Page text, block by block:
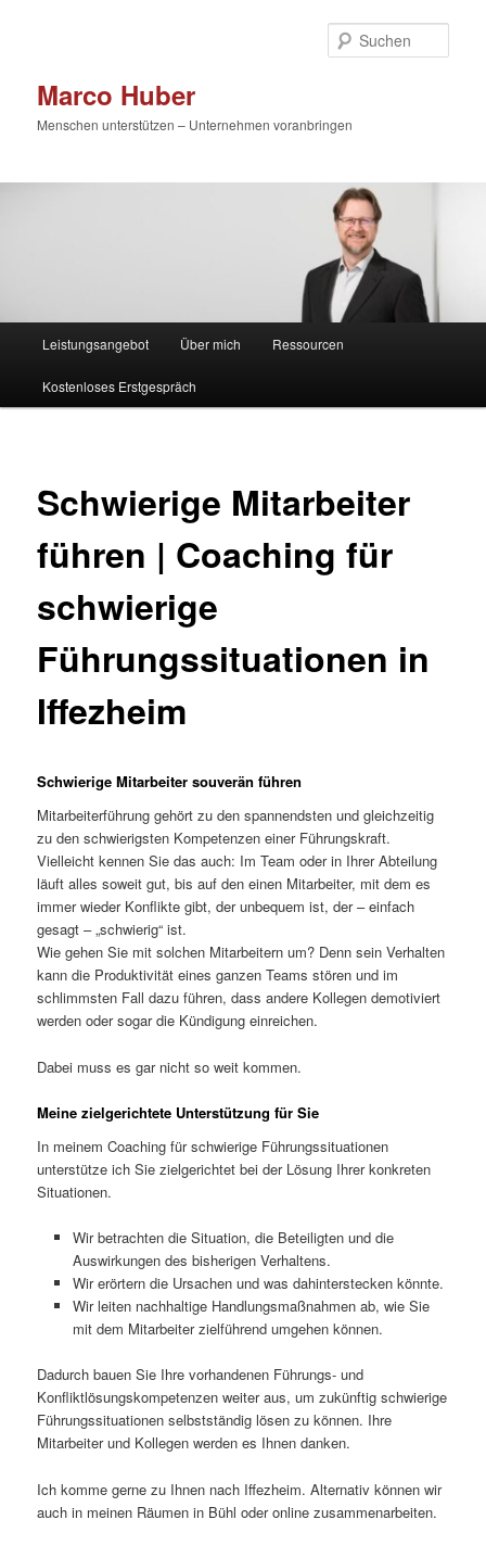
Marco Huber
Menschen unterstützen – Unternehmen voranbringen
Leistungsangebot Über mich Ressourcen
Kostenloses Erstgespräch
Schwierige Mitarbeiter
führen | Coaching für
schwierige
Führungssituationen in
Iffezheim
Schwierige Mitarbeiter souverän führen
Mitarbeiterführung gehört zu den spannendsten und gleichzeitig
zu den schwierigsten Kompetenzen einer Führungskraft.
Vielleicht kennen Sie das auch: Im Team oder in Ihrer Abteilung
läuft alles soweit gut, bis auf den einen Mitarbeiter, mit dem es
immer wieder Konflikte gibt, der unbequem ist, der – einfach
gesagt – „schwierig“ ist.
Wie gehen Sie mit solchen Mitarbeitern um? Denn sein Verhalten
kann die Produktivität eines ganzen Teams stören und im
schlimmsten Fall dazu führen, dass andere Kollegen demotiviert
werden oder sogar die Kündigung einreichen.
Dabei muss es gar nicht so weit kommen.
Meine zielgerichtete Unterstützung für Sie
In meinem Coaching für schwierige Führungssituationen
unterstütze ich Sie zielgerichtet bei der Lösung Ihrer konkreten
Situationen.
Wir betrachten die Situation, die Beteiligten und die
Auswirkungen des bisherigen Verhaltens.
Wir erörtern die Ursachen und was dahinterstecken könnte.
Wir leiten nachhaltige Handlungsmaßnahmen ab, wie Sie
mit dem Mitarbeiter zielführend umgehen können.
Dadurch bauen Sie Ihre vorhandenen Führungs- und
Konfliktlösungskompetenzen weiter aus, um zukünftig schwierige
Führungssituationen selbstständig lösen zu können. Ihre
Mitarbeiter und Kollegen werden es Ihnen danken.
Ich komme gerne zu Ihnen nach Iffezheim. Alternativ können wir
auch in meinen Räumen in Bühl oder online zusammenarbeiten.